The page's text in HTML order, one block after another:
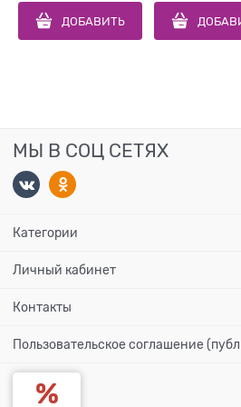
ДОБАВИТЬ
МЫ В СОЦ СЕТЯХ
Категории
Личный кабинет
Контакты
Пользовательское соглашение